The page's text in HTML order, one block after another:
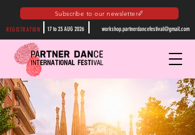
Subscribe to our newsletter
REGISTRATION 17 to 23 AUG 2026 workshop.partnerdancefestival@gmail.com